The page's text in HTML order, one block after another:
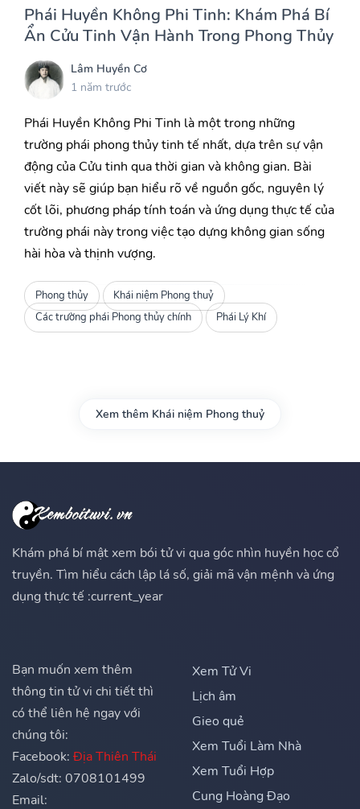
Phái Huyền Không Phi Tinh: Khám Phá Bí
Ẩn Cửu Tinh Vận Hành Trong Phong Thủy
Lâm Huyền Cơ
1 năm trước
Phái Huyền Không Phi Tinh là một trong những
trường phái phong thủy tinh tế nhất, dựa trên sự vận
động của Cửu tinh qua thời gian và không gian. Bài
viết này sẽ giúp bạn hiểu rõ về nguồn gốc, nguyên lý
cốt lõi, phương pháp tính toán và ứng dụng thực tế của
trường phái này trong việc tạo dựng không gian sống
hài hòa và thịnh vượng.
Phong thủy
Khái niệm Phong thuỷ
Các trường phái Phong thủy chính
Phái Lý Khí
Xem thêm Khái niệm Phong thuỷ
Khám phá bí mật xem bói tử vi qua góc nhìn huyền học cổ
truyền. Tìm hiểu cách lập lá số, giải mã vận mệnh và ứng
dụng thực tế :current_year
Bạn muốn xem thêm
thông tin tử vi chi tiết thì
có thể liên hệ ngay với
chúng tôi:
Facebook: Địa Thiên Thái
Zalo/sdt: 0708101499
Email:
Xem Tử Vi
Lịch âm
Gieo quẻ
Xem Tuổi Làm Nhà
Xem Tuổi Hợp
Cung Hoàng Đạo